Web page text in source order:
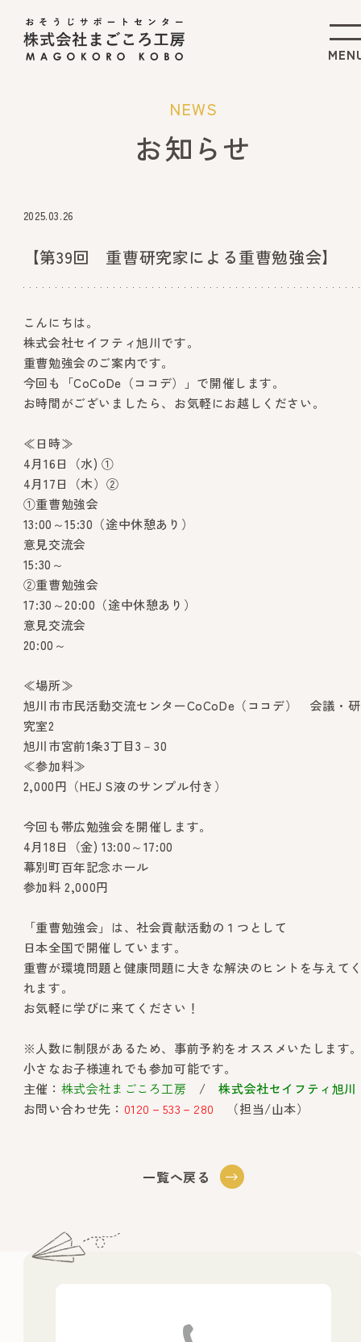
NEWS
お知らせ
2025.03.26
【第39回 重曹研究家による重曹勉強会】
こんにちは。
株式会社セイフティ旭川です。
重曹勉強会のご案内です。
今回も「CoCoDe（ココデ）」で開催します。
お時間がございましたら、お気軽にお越しください。
≪日時≫
4月16日（水) ①
4月17日（木）②
①重曹勉強会
13:00～15:30（途中休憩あり）
意見交流会
15:30～
②重曹勉強会
17:30～20:00（途中休憩あり）
意見交流会
20:00～
≪場所≫
旭川市市民活動交流センターCoCoDe（ココデ） 会議・研
究室2
旭川市宮前1条3丁目3－30
≪参加料≫
2,000円（HEJ S液のサンプル付き）
今回も帯広勉強会を開催します。
4月18日（金) 13:00～17:00
幕別町百年記念ホール
参加料 2,000円
「重曹勉強会」は、社会貢献活動の１つとして
日本全国で開催しています。
重曹が環境問題と健康問題に大きな解決のヒントを与えて
れます。
お気軽に学びに来てください！
※人数に制限があるため、事前予約をオススメいたします
小さなお子様連れでも参加可能です。
主催： 株式会社まごころ工房 /株式会社セイフティ旭川
お問い合わせ先： 0120－533－280 （担当/山本）
一覧へ戻る